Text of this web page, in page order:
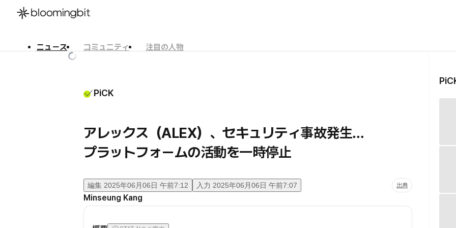
ニュース コミュニティ
注目の人物
PiCK
アレックス（ALEX）、セキュリティ事故発生…
プラットフォームの活動を一時停止
編集 2025年06月06日 午前7:12 入力 2025年06月06日 午前7:07 出典
Minseung Kang